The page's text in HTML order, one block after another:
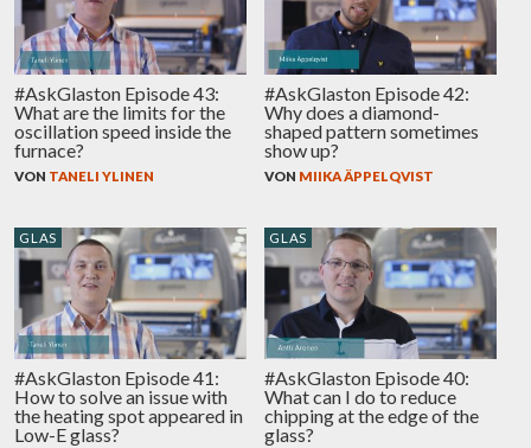
#AskGlaston Episode 43:
What are the limits for the
oscillation speed inside the
furnace?
VON TANELI YLINEN
#AskGlaston Episode 42:
Why does a diamond-
shaped pattern sometimes
show up?
VON MIIKA ÄPPELQVIST
GLAS
#AskGlaston Episode 41:
How to solve an issue with
the heating spot appeared in
Low-E glass?
GLAS
#AskGlaston Episode 40:
What can I do to reduce
chipping at the edge of the
glass?